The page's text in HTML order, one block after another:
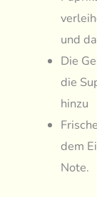
und
Die
die
hinzu
dem
Note.